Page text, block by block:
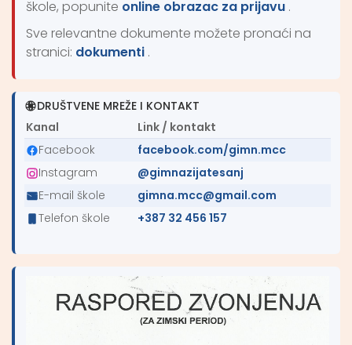
škole, popunite online obrazac za prijavu .
Sve relevantne dokumente možete pronaći na
stranici: dokumenti .
DRUŠTVENE MREŽE I KONTAKT
Kanal
Link / kontakt
Facebook
facebook.com/gimn.mcc
Instagram
@gimnazijatesanj
E-mail škole
gimna.mcc@gmail.com
Telefon škole
+387 32 456 157